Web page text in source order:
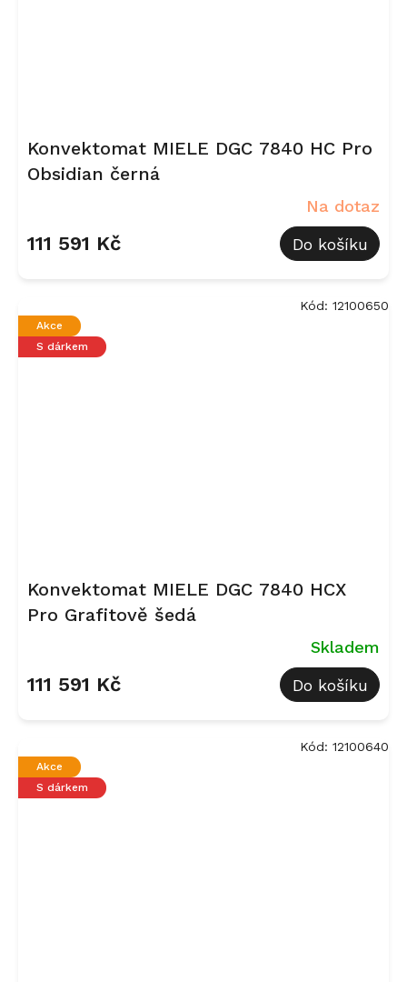
Konvektomat MIELE DGC 7840 HC Pro
Obsidian černá
Na dotaz
111 591 Kč Do košíku
Akce
S dárkem
Konvektomat MIELE DGC 7840 HCX
Pro Grafitově šedá
Skladem
111 591 Kč Do košíku
Kód: 12100650
Akce
S dárkem
Kód: 12100640